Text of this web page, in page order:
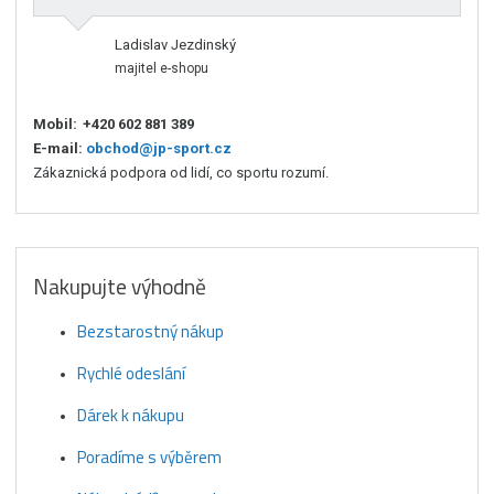
Ladislav Jezdinský
majitel e-shopu
Mobil: +420 602 881 389
E-mail: obchod@jp-sport.cz
Zákaznická podpora od lidí, co sportu rozumí.
Nakupujte výhodně
Bezstarostný nákup
Rychlé odeslání
Dárek k nákupu
Poradíme s výběrem